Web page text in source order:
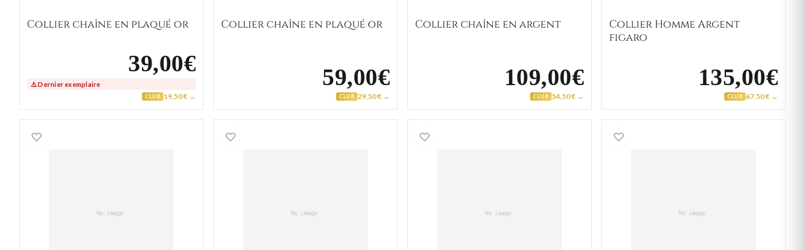
Collier chaîne en plaqué or
39,00€
⚠️ Dernier exemplaire
CLUB 19,50 € →
Collier chaîne en plaqué or
59,00€
CLUB 29,50 € →
Collier chaîne en argent
109,00€
CLUB 54,50 € →
Collier Homme Argent
figaro
135,00€
CLUB 67,50 € →
Collier Homme Argent figaro